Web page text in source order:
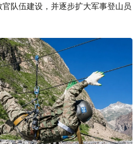
队伍建设，并逐步扩大军事登山员